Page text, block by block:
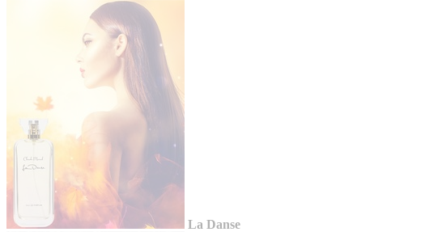
La Danse